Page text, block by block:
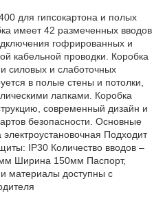
для гипсокартона и полых
имеет 42 размеченных вводов
гофрированных и
кабельной проводки. Коробка
силовых и слаботочных
в полые стены и потолки,
лапками. Коробка
современный дизайн и
безопасности. Основные
Подходит
IP30 Количество вводов –
Ширина 150мм Паспорт,
и материалы доступны с